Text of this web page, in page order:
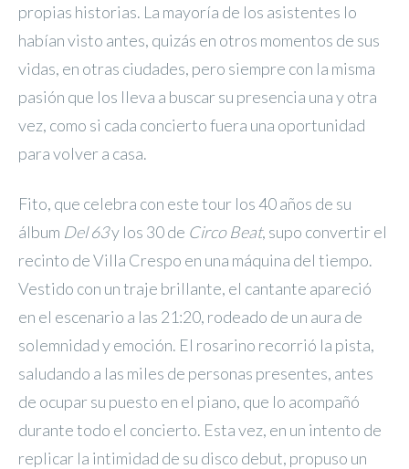
propias historias. La mayoría de los asistentes lo
habían visto antes, quizás en otros momentos de sus
vidas, en otras ciudades, pero siempre con la misma
pasión que los lleva a buscar su presencia una y otra
vez, como si cada concierto fuera una oportunidad
para volver a casa.
Fito, que celebra con este tour los 40 años de su
álbum Del 63y los 30 de Circo Beat, supo convertir el
recinto de Villa Crespo en una máquina del tiempo.
Vestido con un traje brillante, el cantante apareció
en el escenario a las 21:20, rodeado de un aura de
solemnidad y emoción. El rosarino recorrió la pista,
saludando a las miles de personas presentes, antes
de ocupar su puesto en el piano, que lo acompañó
durante todo el concierto. Esta vez, en un intento de
replicar la intimidad de su disco debut, propuso un